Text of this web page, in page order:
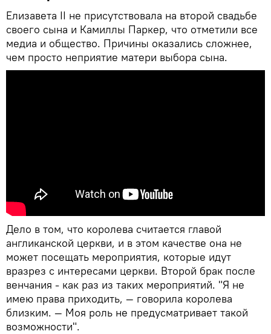
Елизавета II не присутствовала на второй свадьбе
своего сына и Камиллы Паркер, что отметили все
медиа и общество. Причины оказались сложнее,
чем просто неприятие матери выбора сына.
Дело в том, что королева считается главой
англиканской церкви, и в этом качестве она не
может посещать мероприятия, которые идут
вразрез с интересами церкви. Второй брак после
венчания - как раз из таких мероприятий. "Я не
имею права приходить, — говорила королева
близким. — Моя роль не предусматривает такой
возможности".